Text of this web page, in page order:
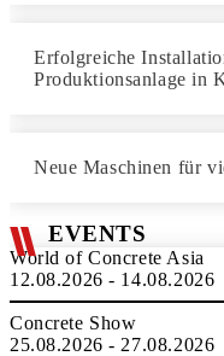
Erfolgreiche
Produktionsanlage in
Neue Maschinen für
EVENTS
World of Concrete Asia
12.08.2026 - 14.08.2026
Concrete Show
25.08.2026 - 27.08.2026